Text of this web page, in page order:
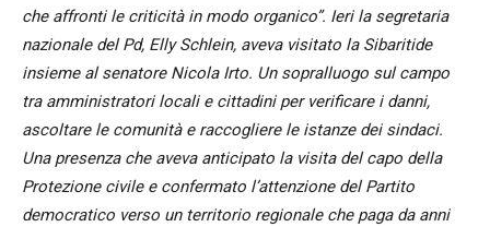
che affronti le criticità in modo organico”. Ieri la segretaria
nazionale del Pd, Elly Schlein, aveva visitato la Sibaritide
insieme al senatore Nicola Irto. Un sopralluogo sul campo
tra amministratori locali e cittadini per verificare i danni,
ascoltare le comunità e raccogliere le istanze dei sindaci.
Una presenza che aveva anticipato la visita del capo della
Protezione civile e confermato l’attenzione del Partito
democratico verso un territorio regionale che paga da anni